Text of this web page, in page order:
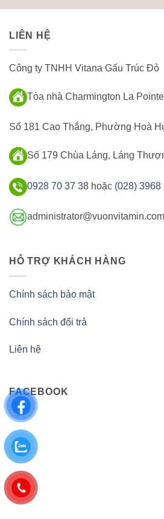
LIÊN HỆ
Công ty TNHH Vitana Gấu Trúc Đỏ
Tòa nhà Charmington La Pointe
Số 181 Cao Thắng, Phường Hoà
Số 179 Chùa Láng, Láng
0928 70 37 38 hoặc (028) 3968
administrator@vuonvitamin.com
HỖ TRỢ KHÁCH HÀNG
Chính sách bảo mật
Chính sách đổi trả
Liên hệ
FACEBOOK